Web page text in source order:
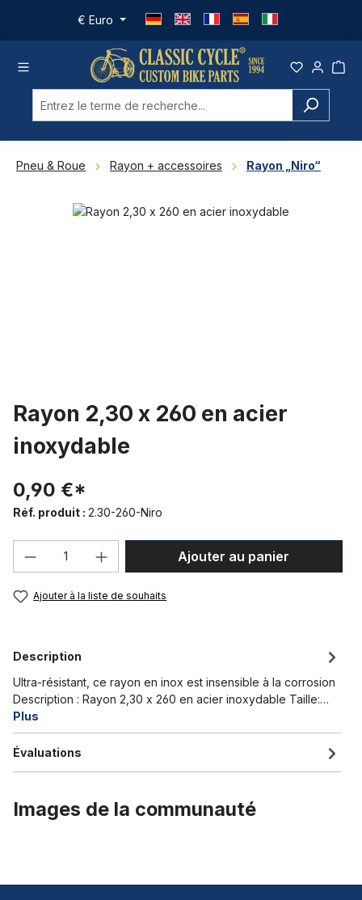
Passer au contenu principal
€ Euro
Pneu & Roue Rayon + accessoires Rayon „Niro“
Ignorer la galerie d'images
Rayon 2,30 x 260 en acier
inoxydable
0,90 €*
Réf. produit : 2.30-260-Niro
Quantité de produit : Entrez la
Ajouter au panier
Ajouter à la liste de souhaits
Description
Ultra-résistant, ce rayon en inox est insensible à la corrosion
Description : Rayon 2,30 x 260 en acier inoxydable Taille:…
Plus
Évaluations
Images de la communauté